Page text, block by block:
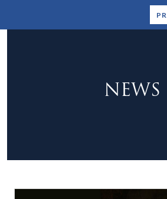
MONTALLEGRO
NEWS